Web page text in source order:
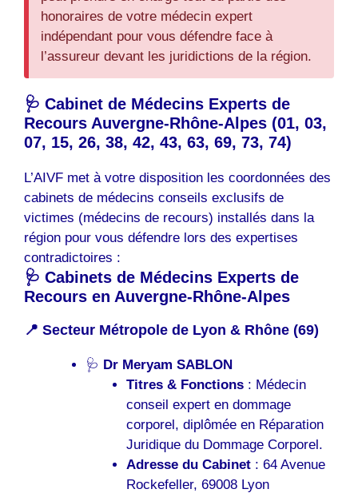
honoraires de votre médecin expert
indépendant pour vous défendre face à
l’assureur devant les juridictions de la région.
🩺 Cabinet de Médecins Experts de
Recours Auvergne-Rhône-Alpes (01, 03,
07, 15, 26, 38, 42, 43, 63, 69, 73, 74)
L’AIVF met à votre disposition les coordonnées des
cabinets de médecins conseils exclusifs de
victimes (médecins de recours) installés dans la
région pour vous défendre lors des expertises
contradictoires :
🩺 Cabinets de Médecins Experts de
Recours en Auvergne-Rhône-Alpes
📍 Secteur Métropole de Lyon & Rhône (69)
🩺 Dr Meryam SABLON
Titres & Fonctions: Médecin
conseil expert en dommage
corporel, diplômée en Réparation
Juridique du Dommage Corporel.
Adresse du Cabinet: 64 Avenue
Rockefeller, 69008 Lyon